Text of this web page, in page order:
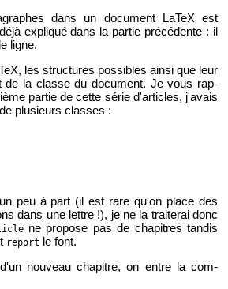
dans un do­cu­ment LaTeX est
ex­pli­qué dans la par­tie pré­cé­dente : il
ligne.
les struc­tures pos­sibles ainsi que leur
de la classe du do­cu­ment. Je vous rap­
par­tie de cette série d'ar­ticles, j'avais
plu­sieurs classes :
peu à part (il est rare qu'on place des
dans une lettre !), je ne la trai­te­rai donc
ne pro­pose pas de cha­pitres tan­dis
re­port le font.
nou­veau cha­pitre, on entre la com­